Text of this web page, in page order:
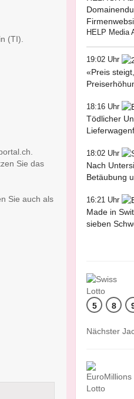
(TI).
Sie das
Sie auch als
HELP Media
19:02 Uhr
«Preis
18:16 Uhr
Tödlicher
18:02 Uhr
Nach
Betäubung
16:21 Uhr
Made in
sieben
5 8
Nächster